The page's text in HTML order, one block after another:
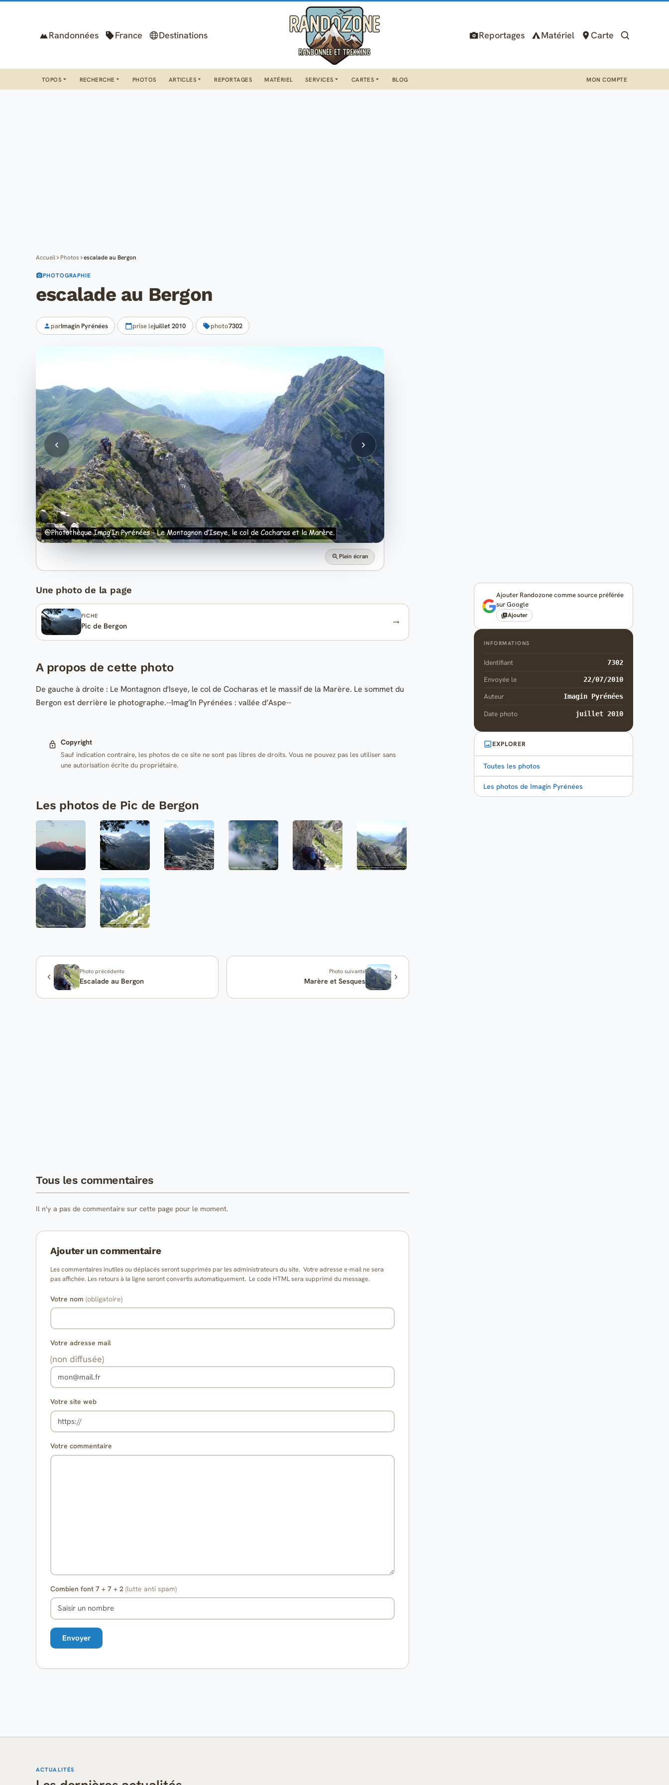
Randonnées France Destinations Reportages Matériel Carte
TOPOS RECHERCHE PHOTOS ARTICLES REPORTAGES MATÉRIEL SERVICES CARTES BLOG MON COMPTE
Accueil Photos escalade au Bergon
PHOTOGRAPHIE
escalade au Bergon
parImagin Pyrénées prise lejuillet 2010 photo7302
Plein écran
Une photo de la page
FICHE
Pic de Bergon
A propos de cette photo
De gauche à droite : Le Montagnon d'Iseye, le col de Cocharas et le massif de la Marère. Le sommet du
Bergon est derrière le photographe.--Imag’In Pyrénées : vallée d’Aspe--
Copyright
Sauf indication contraire, les photos de ce site ne sont pas libres de droits. Vous ne pouvez pas les utiliser sans
une autorisation écrite du propriétaire.
Les photos de Pic de Bergon
Photo précédente
Escalade au Bergon
Photo suivante
Marère et Sesques
Tous les commentaires
Il n'y a pas de commentaire sur cette page pour le moment.
Ajouter un commentaire
Les commentaires inutiles ou déplacés seront supprimés par les administrateurs du site. Votre adresse e-mail ne sera
pas affichée. Les retours à la ligne seront convertis automatiquement. Le code HTML sera supprimé du message.
Votre nom (obligatoire)
Votre adresse mail
(non diffusée)
Votre site web
Votre commentaire
Combien font 7 + 7 + 2 (lutte anti spam)
Ajouter Randozone comme source préférée
sur Google
Ajouter
INFORMATIONS
Identifiant 7302
Envoyée le 22/07/2010
Auteur Imagin Pyrénées
Date photo juillet 2010
EXPLORER
Toutes les photos
Les photos de Imagin Pyrénées
ACTUALITÉS